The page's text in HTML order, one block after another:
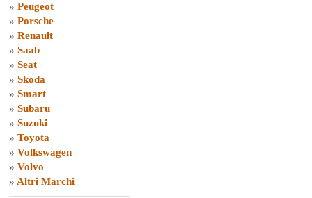
» Peugeot
» Porsche
» Renault
» Saab
» Seat
» Skoda
» Smart
» Subaru
» Suzuki
» Toyota
» Volkswagen
» Volvo
» Altri Marchi